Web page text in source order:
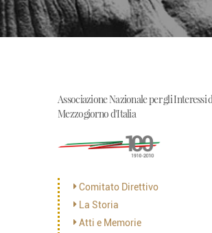
Associazione Nazionale per gli Interessi
Mezzogiorno d'Italia
Comitato Direttivo
La Storia
Atti e Memorie